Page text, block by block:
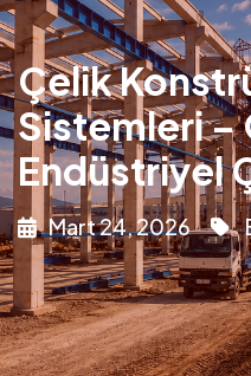
Çelik
Sistemleri –
Endüstriyel
Mart 24, 2026